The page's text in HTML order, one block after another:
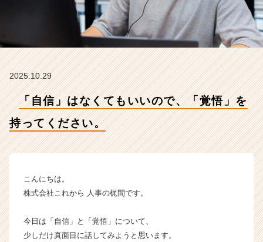
ら
の
タ
イ
ン】
|
ベ
長
業
か
2025.10.29
「自信」はなくてもいいので、「覚悟」を
持ってください。
こんにちは。
株式会社これから 人事の梶間です。
今日は「自信」と「覚悟」について、
少しだけ真面目に話してみようと思います。